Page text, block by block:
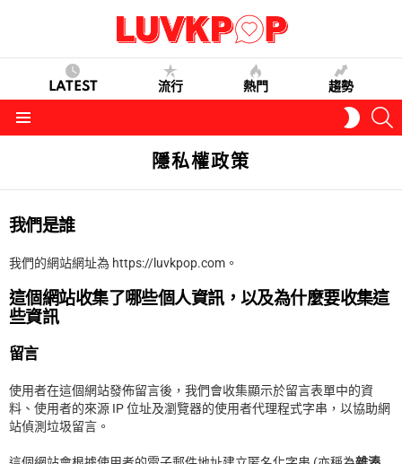
LATEST 流行 熱門 趨勢
SKIN
隱私權政策
我們是誰
我們的網站網址為 https://luvkpop.com。
這個網站收集了哪些個人資訊，以及為什麼要收集這
些資訊
留言
使用者在這個網站發佈留言後，我們會收集顯示於留言表單中的資
料、使用者的來源 IP 位址及瀏覽器的使用者代理程式字串，以協助網
站偵測垃圾留言。